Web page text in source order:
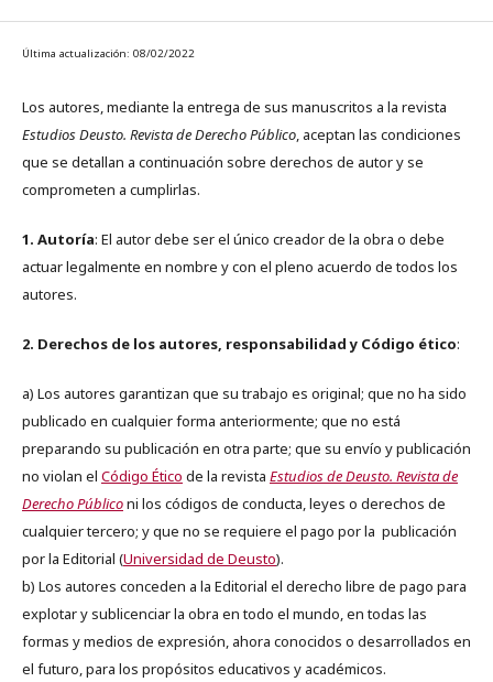
Última actualización: 08/02/2022
Los autores, mediante la entrega de sus manuscritos a la revista
Estudios Deusto. Revista de Derecho Público, aceptan las condiciones
que se detallan a continuación sobre derechos de autor y se
comprometen a cumplirlas.
1. Autoría: El autor debe ser el único creador de la obra o debe
actuar legalmente en nombre y con el pleno acuerdo de todos los
autores.
2. Derechos de los autores, responsabilidad y Código ético:
a) Los autores garantizan que su trabajo es original; que no ha sido
publicado en cualquier forma anteriormente; que no está
preparando su publicación en otra parte; que su envío y publicación
no violan el Código Ético de la revista Estudios de Deusto. Revista de
Derecho Públiconi los códigos de conducta, leyes o derechos de
cualquier tercero; y que no se requiere el pago por la publicación
por la Editorial (Universidad de Deusto).
b) Los autores conceden a la Editorial el derecho libre de pago para
explotar y sublicenciar la obra en todo el mundo, en todas las
formas y medios de expresión, ahora conocidos o desarrollados en
el futuro, para los propósitos educativos y académicos.